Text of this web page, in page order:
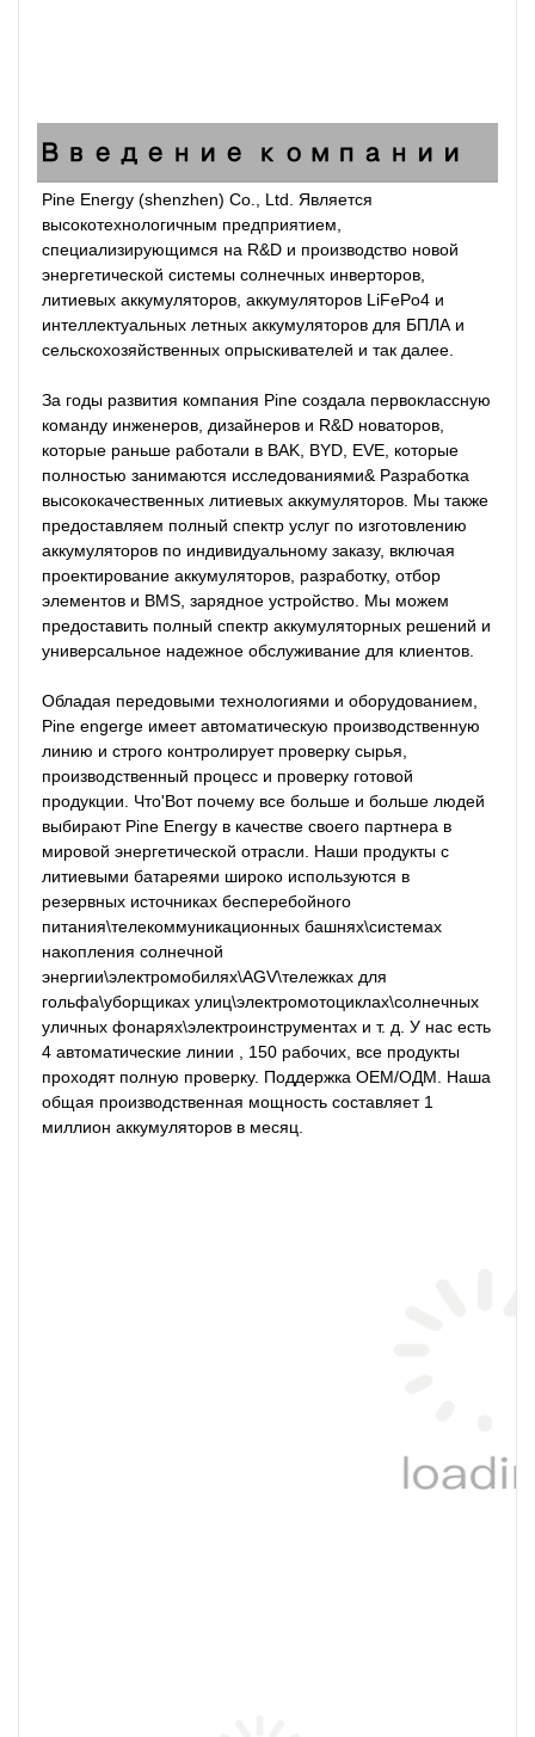
Введение компании
Pine Energy (shenzhen) Co., Ltd. Является
высокотехнологичным предприятием,
специализирующимся на R&D и производство новой
энергетической системы солнечных инверторов,
литиевых аккумуляторов, аккумуляторов LiFePo4 и
интеллектуальных летных аккумуляторов для БПЛА и
сельскохозяйственных опрыскивателей и так далее.
За годы развития компания Pine создала первоклассную
команду инженеров, дизайнеров и R&D новаторов,
которые раньше работали в BAK, BYD, EVE, которые
полностью занимаются исследованиями& Разработка
высококачественных литиевых аккумуляторов. Мы также
предоставляем полный спектр услуг по изготовлению
аккумуляторов по индивидуальному заказу, включая
проектирование аккумуляторов, разработку, отбор
элементов и BMS, зарядное устройство. Мы можем
предоставить полный спектр аккумуляторных решений и
универсальное надежное обслуживание для клиентов.
Обладая передовыми технологиями и оборудованием,
Pine engerge имеет автоматическую производственную
линию и строго контролирует проверку сырья,
производственный процесс и проверку готовой
продукции. Что'Вот почему все больше и больше людей
выбирают Pine Energy в качестве своего партнера в
мировой энергетической отрасли. Наши продукты с
литиевыми батареями широко используются в
резервных источниках бесперебойного
питания\телекоммуникационных башнях\системах
накопления солнечной
энергии\электромобилях\AGV\тележках для
гольфа\уборщиках улиц\электромотоциклах\солнечных
уличных фонарях\электроинструментах и ​​т. д. У нас есть
4 автоматические линии , 150 рабочих, все продукты
проходят полную проверку. Поддержка ОЕМ/ОДМ. Наша
общая производственная мощность составляет 1
миллион аккумуляторов в месяц.